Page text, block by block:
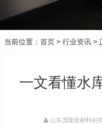
当前位置： 首页 > 行业资讯 >
一文看懂水
山东茂隆新材料科